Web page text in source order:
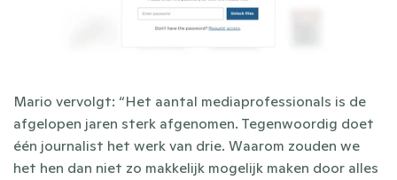
Mario vervolgt: “Het aantal mediaprofessionals is de
afgelopen jaren sterk afgenomen. Tegenwoordig doet
één journalist het werk van drie. Waarom zouden we
het hen dan niet zo makkelijk mogelijk maken door alles